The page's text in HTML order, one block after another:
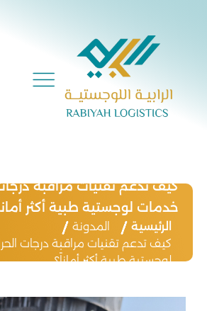
content
كيف تدعم تقنيات مراقبة درجات
خدمات لوجستية طبية أكثر
الرئيسية
المدونة
كيف تدعم تقنيات مراقبة درجات
لوجستية طبية أكثر أماناً؟